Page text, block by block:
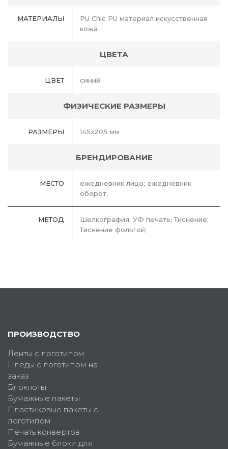
МАТЕРИАЛЫ
PU Chic PU материал искусственная
кожа
ЦВЕТА
ЦВЕТ синий
ФИЗИЧЕСКИЕ РАЗМЕРЫ
РАЗМЕРЫ 145x205 мм
БРЕНДИРОВАНИЕ
МЕСТО
ежедневник лицо; ежедневник
оборот;
МЕТОД
Шелкография; УФ печать; Тиснение;
Тиснение фольгой;
ПРОИЗВОДСТВО
Ленты с логотипом
Пледы с логотипом на
заказ
Блокноты
Бумажные пакеты
Пластиковые пакеты с
логотипом
Печать конвертов
Бумажные блоки для